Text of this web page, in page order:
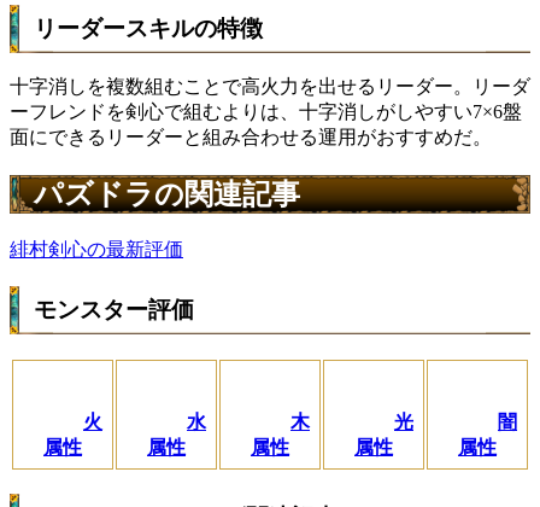
リーダースキルの特徴
十字消しを複数組むことで高火力を出せるリーダー。リーダ
ーフレンドを剣心で組むよりは、十字消しがしやすい7×6盤
面にできるリーダーと組み合わせる運用がおすすめだ。
パズドラの関連記事
緋村剣心の最新評価
モンスター評価
火
属性
水
属性
木
属性
光
属性
闇
属性